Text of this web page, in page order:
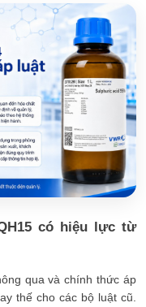
có hiệu lực từ
qua và chính thức áp
thế cho các bộ luật cũ.